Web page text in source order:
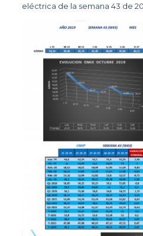
eléctrica de la semana 43 de